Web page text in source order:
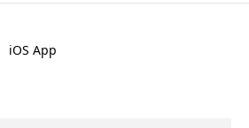
iOS App